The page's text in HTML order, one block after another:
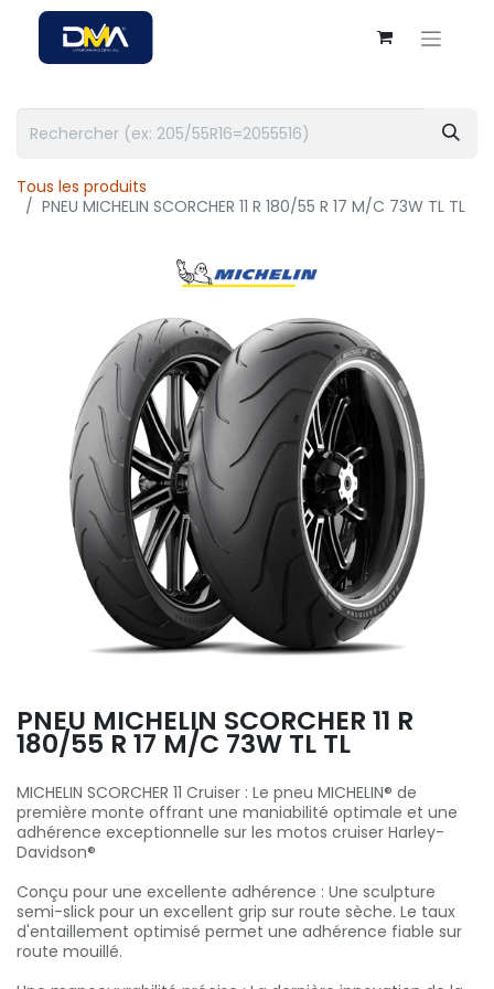
Tous les produits
PNEU MICHELIN SCORCHER 11 R 180/55 R 17 M/C 73W TL TL
PNEU MICHELIN SCORCHER 11 R
180/55 R 17 M/C 73W TL TL
MICHELIN SCORCHER 11 Cruiser : Le pneu MICHELIN® de
première monte offrant une maniabilité optimale et une
adhérence exceptionnelle sur les motos cruiser Harley-
Davidson®
Conçu pour une excellente adhérence : Une sculpture
semi-slick pour un excellent grip sur route sèche. Le taux
d'entaillement optimisé permet une adhérence fiable sur
route mouillé.